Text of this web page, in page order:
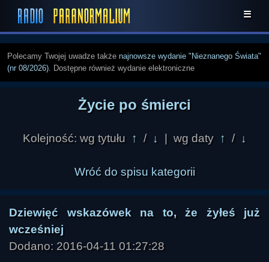
☰
Polecamy Twojej uwadze także najnowsze wydanie "Nieznanego Świata"
(nr 08/2026). Dostępne również wydanie elektroniczne
Życie po śmierci
Kolejność: wg tytułu ↑ / ↓ | wg daty ↑ / ↓
Wróć do spisu kategorii
Dziewięć wskazówek na to, że żyłeś już
wcześniej
Dodano: 2016-04-11 01:27:28